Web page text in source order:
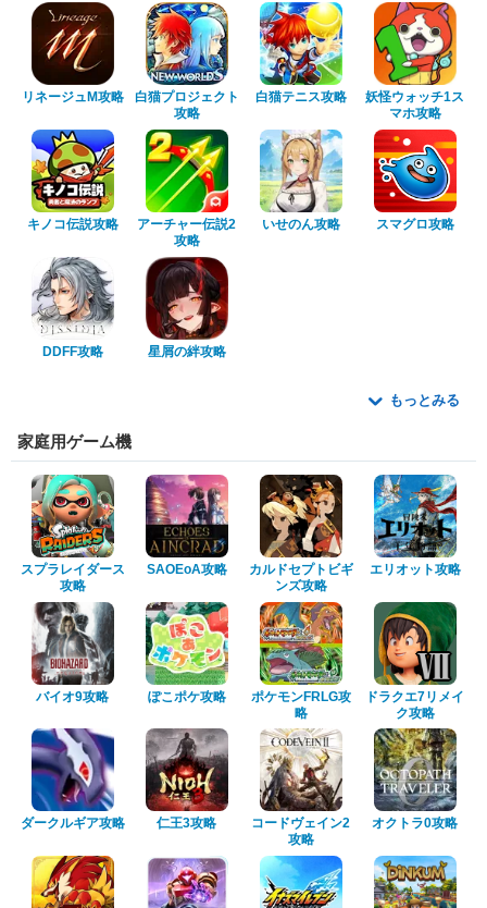
リネージュM攻略
白猫プロジェクト
攻略
白猫テニス攻略
妖怪ウォッチ1ス
マホ攻略
キノコ伝説攻略
アーチャー伝説2
攻略
いせのん攻略 スマグロ攻略
DDFF攻略 星屑の絆攻略
もっとみる
家庭用ゲーム機
スプラレイダース
攻略
SAOEoA攻略
カルドセプトビギ
ンズ攻略
エリオット攻略
バイオ9攻略 ぽこポケ攻略
ポケモンFRLG攻
略
ドラクエ7リメイ
ク攻略
ダークルギア攻略 仁王3攻略
コードヴェイン2
攻略
オクトラ0攻略